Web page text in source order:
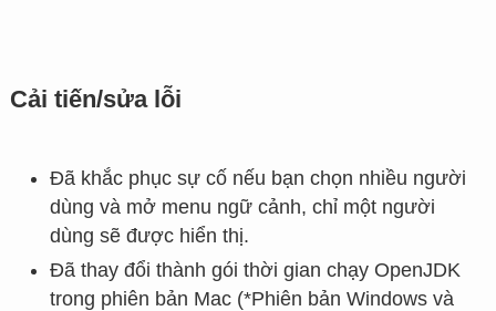
Cải tiến/sửa lỗi
Đã khắc phục sự cố nếu bạn chọn nhiều người
dùng và mở menu ngữ cảnh, chỉ một người
dùng sẽ được hiển thị.
Đã thay đổi thành gói thời gian chạy OpenJDK
trong phiên bản Mac (*Phiên bản Windows và